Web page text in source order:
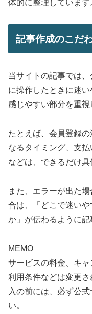
体的に整理しています
記事作成のこだ
当サイトの記事では
に操作したときに迷
感じやすい部分を重視
たとえば、会員登録
なるタイミング、支
などは、できるだけ具
また、エラーが出た
合は、「どこで迷い
か」が伝わるように記
MEMO
サービスの料金、キャ
利用条件などは変更
入の前には、必ず公
い。